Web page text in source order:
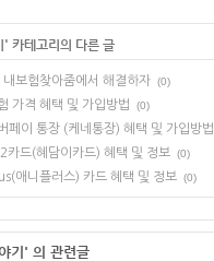
' 카테고리의 다른 글
보험찾아줌에서 해결하자 (0)
가격 혜택 및 가입방법 (0)
페이 통장 (케네통장) 혜택 및 가입방법
카드(혜담이카드) 혜택 및 정보 (0)
애니플러스) 카드 혜택 및 정보 (0)
기' 의 관련글